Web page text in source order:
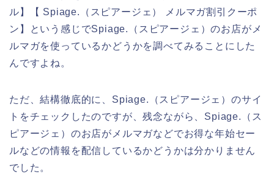
ル】【 Spiage.（スピアージェ） メルマガ割引クーポ
ン】という感じでSpiage.（スピアージェ）のお店がメ
ルマガを使っているかどうかを調べてみることにした
んですよね。
ただ、結構徹底的に、Spiage.（スピアージェ）のサイ
トをチェックしたのですが、残念ながら、Spiage.（ス
ピアージェ）のお店がメルマガなどでお得な年始セー
ルなどの情報を配信しているかどうかは分かりません
でした。